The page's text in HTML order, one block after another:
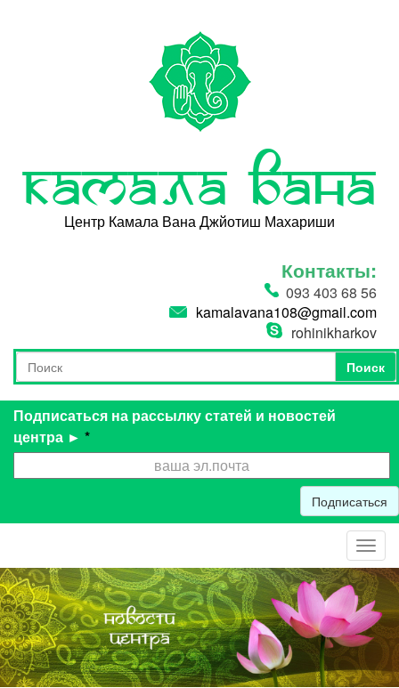
Камала Вана
Центр Камала Вана Джйотиш Махариши
Контакты:
093 403 68 56
kamalavana108@gmail.com
rohinikharkov
Форма поиска
Поиск
Поиск
Подписаться на рассылку статей и новостей
центра ► *
Подписаться